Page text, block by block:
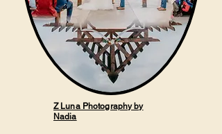
Z Luna Photography by
Nadia